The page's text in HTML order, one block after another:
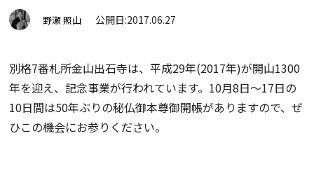
野瀬 照山 公開日:2017.06.27
別格7番札所金山出石寺は、平成29年(2017年)が開山1300
年を迎え、記念事業が行われています。10月8日～17日の
10日間は50年ぶりの秘仏御本尊御開帳がありますので、ぜ
ひこの機会にお参りください。